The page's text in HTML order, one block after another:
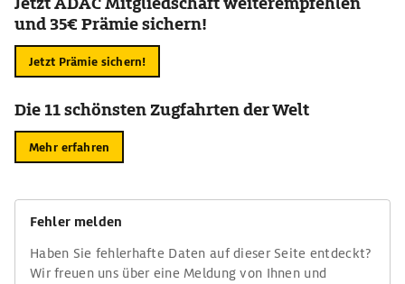
und 35€ Prämie sichern!
Jetzt Prämie sichern!
Die 11 schönsten Zugfahrten der Welt
Mehr erfahren
Fehler melden
Haben Sie fehlerhafte Daten auf dieser Seite entdeckt?
Wir freuen uns über eine Meldung von Ihnen und